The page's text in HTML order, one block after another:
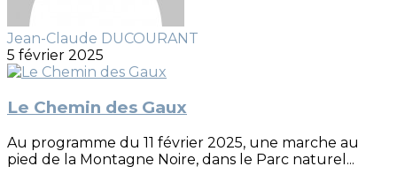
Jean-Claude DUCOURANT
5 février 2025
Le Chemin des Gaux
Au programme du 11 février 2025, une marche au
pied de la Montagne Noire, dans le Parc naturel...